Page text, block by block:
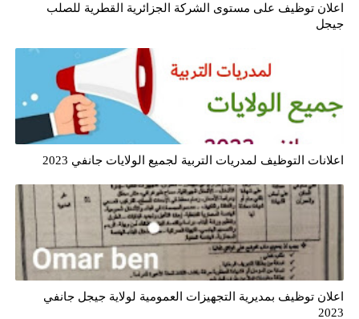
اعلان توظيف على مستوى الشركة الجزائرية القطرية للصلب
جيجل
اعلانات التوظيف لمدريات التربية لجميع الولايات جانفي 2023
اعلان توظيف بمديرية التجهيزات العمومية لولاية جيجل جانفي
2023